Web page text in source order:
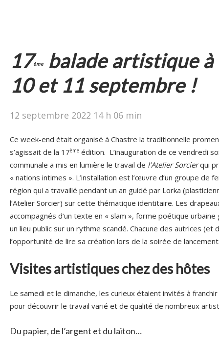
17ème
balade artistique à
10 et 11 septembre !
12 septembre 2022 14 h 06 min
Ce week-end était organisé à Chastre la traditionnelle
s’agissait de la 17ème édition. L’inauguration de ce vendredi
communale a mis en lumière le travail de l’Atelier Sorcierqui
« nations intimes ». L’installation est l’œuvre d’un groupe de
région qui a travaillé pendant un an guidé par Lorka
l’Atelier Sorcier) sur cette thématique identitaire. Les
accompagnés d’un texte en « slam », forme poétique
un lieu public sur un rythme scandé. Chacune des autrices (et
l’opportunité de lire sa création lors de la soirée de
Visites artistiques chez des hôtes
Le samedi et le dimanche, les curieux étaient invités à
pour découvrir le travail varié et de qualité de nombreux
Du papier, de l’argent et du laiton…